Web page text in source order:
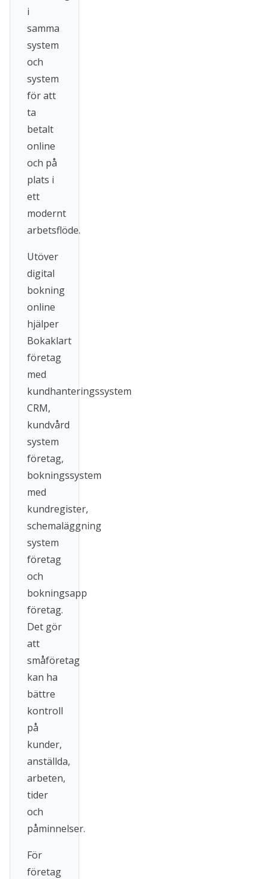
i
samma
system
och
system
för att
ta
betalt
online
och på
plats i
ett
modernt
arbetsflöde.
Utöver
digital
bokning
online
hjälper
Bokaklart
företag
med
kundhanteringssystem
CRM,
kundvård
system
företag,
bokningssystem
med
kundregister,
schemaläggning
system
företag
och
bokningsapp
företag.
Det gör
att
småföretag
kan ha
bättre
kontroll
på
kunder,
anställda,
arbeten,
tider
och
påminnelser.
För
företag